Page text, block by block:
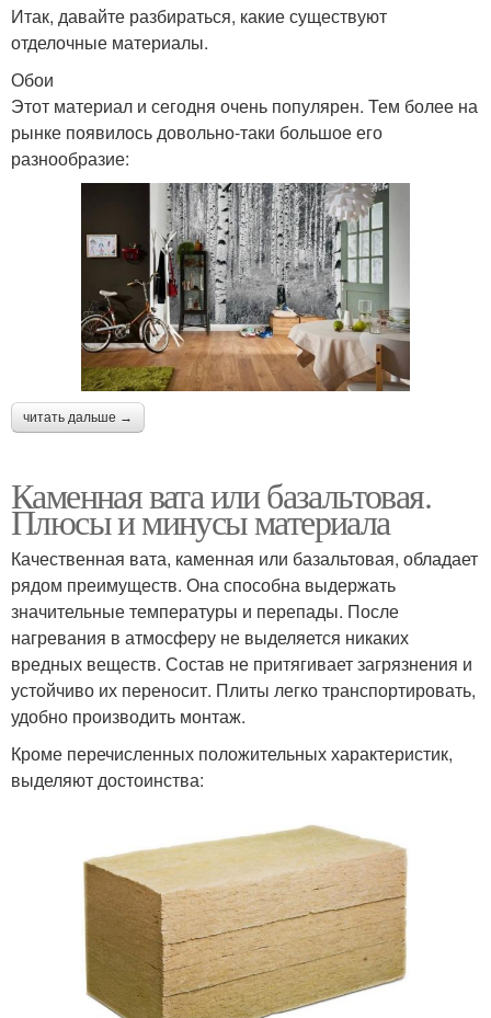
Итак, давайте разбираться, какие существуют
отделочные материалы.
Обои
Этот материал и сегодня очень популярен. Тем более на
рынке появилось довольно-таки большое его
разнообразие:
читать дальше →
Каменная вата или базальтовая.
Плюсы и минусы материала
Качественная вата, каменная или базальтовая, обладает
рядом преимуществ. Она способна выдержать
значительные температуры и перепады. После
нагревания в атмосферу не выделяется никаких
вредных веществ. Состав не притягивает загрязнения и
устойчиво их переносит. Плиты легко транспортировать,
удобно производить монтаж.
Кроме перечисленных положительных характеристик,
выделяют достоинства: